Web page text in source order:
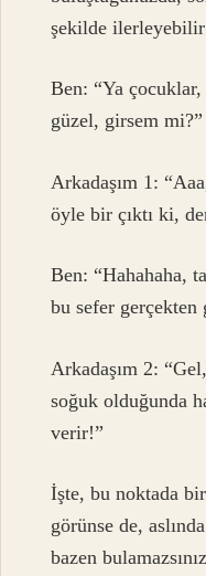
şekilde
Ben: “Ya
güzel, girsem mi?”
Arkadaşım 1:
öyle bir çıktı ki,
Ben: “Hahahaha,
bu sefer
Arkadaşım 2:
soğuk olduğunda
verir!”
İşte, bu noktada
görünse de,
bazen